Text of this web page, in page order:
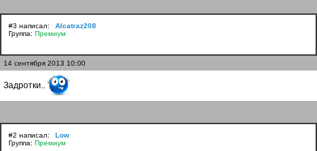
#3 написал:
Alcatraz208
Группа: Премиум
14 сентября 2013 10:00
Задротки..
#2 написал:
Low
Группа: Премиум